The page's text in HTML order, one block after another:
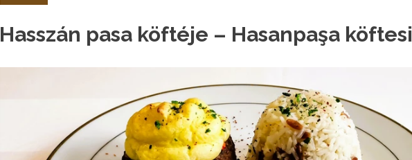
Hasszán pasa köftéje – Hasanpaşa köftesi